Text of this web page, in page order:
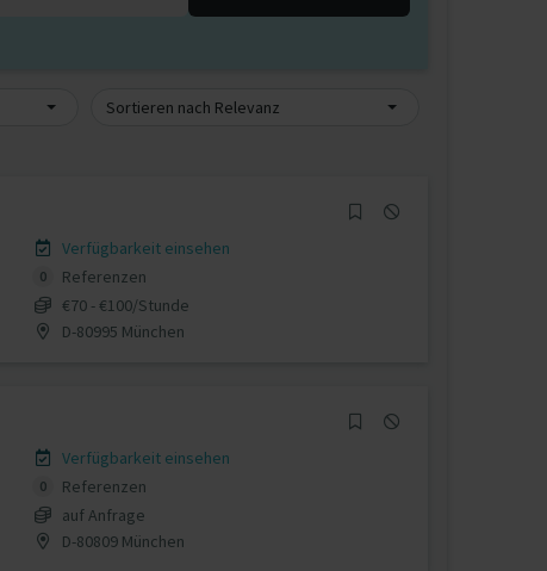
Sortieren nach Relevanz
Verfügbarkeit einsehen
0
Referenzen
€70 - €100/Stunde
D-80995 München
Verfügbarkeit einsehen
0
Referenzen
auf Anfrage
D-80809 München